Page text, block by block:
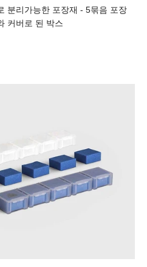
분리가능한 포장재 - 5묶음 포장
커버로 된 박스